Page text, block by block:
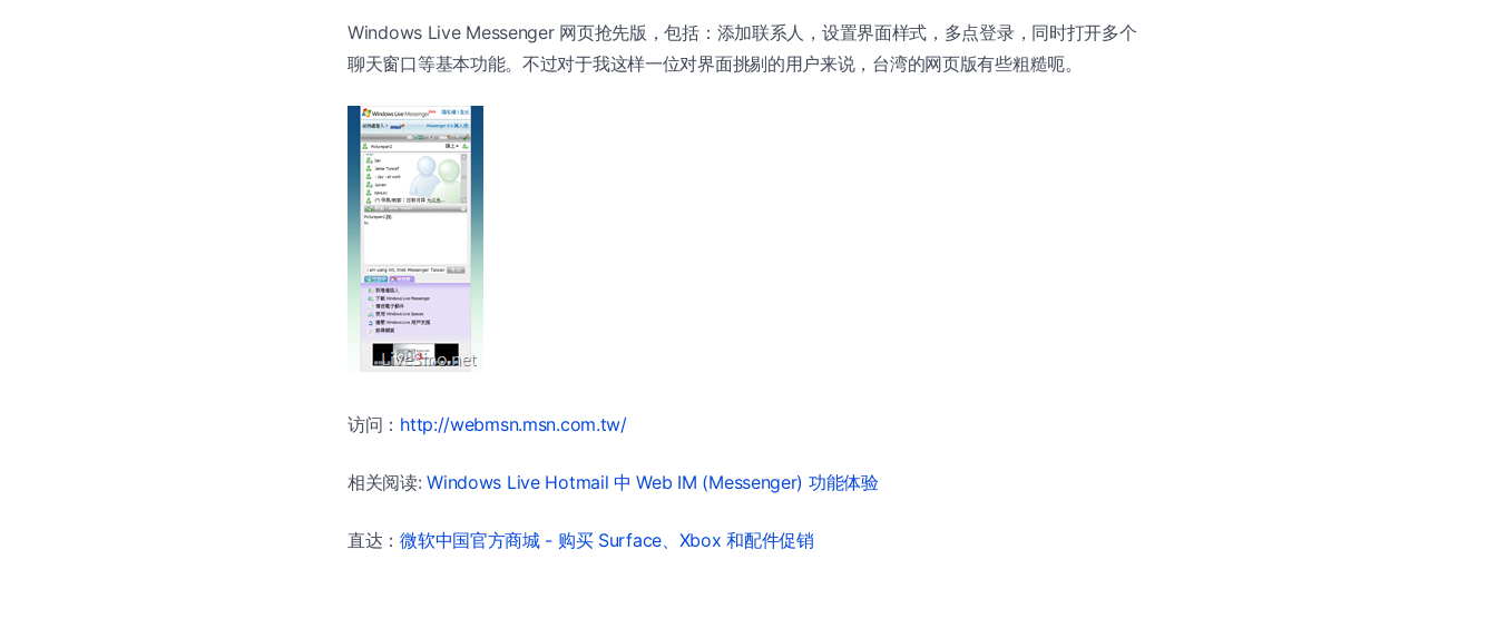
Windows Live Messenger 网页抢先版，包括：添加联系人，设置界面样式，多点登录，同时打开多个
聊天窗口等基本功能。不过对于我这样一位对界面挑剔的用户来说，台湾的网页版有些粗糙呃。
访问： http://webmsn.msn.com.tw/
相关阅读:Windows Live Hotmail 中 Web IM (Messenger) 功能体验
直达：微软中国官方商城 - 购买 Surface、Xbox 和配件促销